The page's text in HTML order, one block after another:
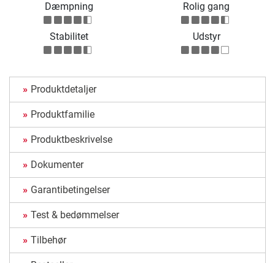
Dæmpning
Rolig gang
Stabilitet Udstyr
Produktdetaljer
Produktfamilie
Produktbeskrivelse
Dokumenter
Garantibetingelser
Test & bedømmelser
Tilbehør